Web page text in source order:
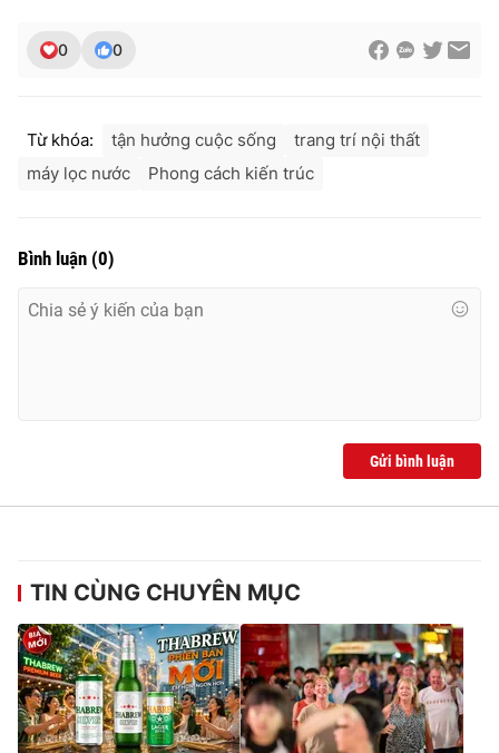
0 0
Từ khóa: tận hưởng cuộc sống
trang trí nội thất
máy lọc nước
Phong cách kiến trúc
Bình luận (0)
Gửi bình luận
TIN CÙNG CHUYÊN MỤC